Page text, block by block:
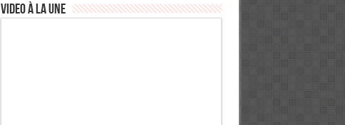
Video à la Une